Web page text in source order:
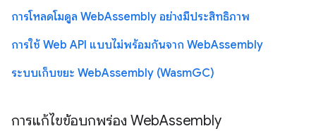
การโหลดโมดูล WebAssembly อย่างมีประสิทธิภาพ
การใช้ Web API แบบไม่พร้อมกันจาก WebAssembly
ระบบเก็บขยะ WebAssembly (WasmGC)
การแก้ไขข้อบกพร่อง WebAssembly